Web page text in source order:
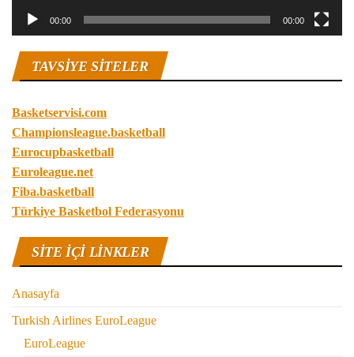
00:00 00:00
TAVSIYE SITELER
Basketservisi.com
Championsleague.basketball
Eurocupbasketball
Euroleague.net
Fiba.basketball
Türkiye Basketbol Federasyonu
SITE IÇI LINKLER
Anasayfa
Turkish Airlines EuroLeague
EuroLeague